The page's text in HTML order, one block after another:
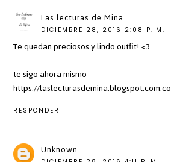
Las lecturas de Mina
DICIEMBRE 28, 2016 2:08 P. M.
Te quedan preciosos y lindo outfit! <3
te sigo ahora mismo
https://laslecturasdemina.blogspot.com.co
RESPONDER
Unknown